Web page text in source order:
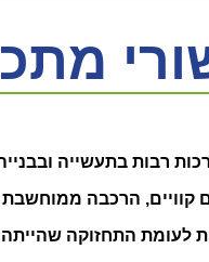
רבות בתעשייה
הרכבה ממוחשבת
לעומת התחזוקה